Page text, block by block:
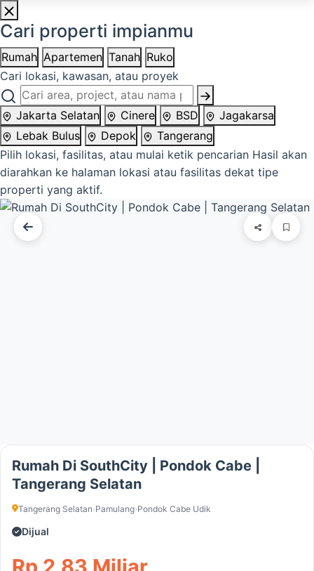
Cari properti impianmu
Rumah Apartemen Tanah Ruko
Cari lokasi, kawasan, atau proyek
Jakarta Selatan Cinere BSD
Jagakarsa
Lebak Bulus
Depok
Tangerang
Pilih lokasi, fasilitas, atau mulai ketik pencarian Hasil akan
diarahkan ke halaman lokasi atau fasilitas dekat tipe
properti yang aktif.
Rumah Di SouthCity | Pondok Cabe |
Tangerang Selatan
Tangerang Selatan›Pamulang›Pondok Cabe Udik
Dijual